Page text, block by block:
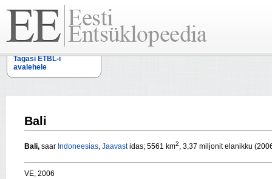
Tagasi ETBL-i
avalehele
Bali
Bali, saar Indoneesias, Jaavastidas; 5561 km2, 3,37 miljonit elanikku
VE, 2006